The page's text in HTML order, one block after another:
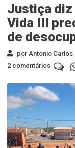
Justiça diz
Vida III
de
por Antonio Carlos
2 comentários